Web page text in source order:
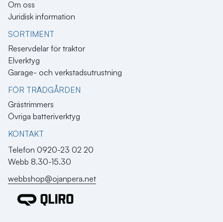
Om oss
Juridisk information
SORTIMENT
Reservdelar för traktor
Elverktyg
Garage- och verkstadsutrustning
FÖR TRÄDGÅRDEN
Grästrimmers
Övriga batteriverktyg
KONTAKT​
Telefon 0920-23 02 20
Webb 8.30-15.30
webbshop@ojanpera.net